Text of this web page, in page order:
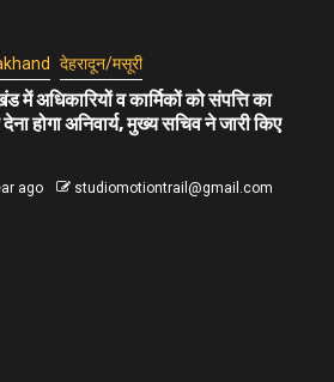
देहरादून/मसूरी
में अधिकारियों व कार्मिकों को संपत्ति का
होगा अनिवार्य, मुख्य सचिव ने जारी किए
ago studiomotiontrail@gmail.com